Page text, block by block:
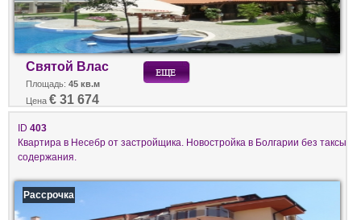
Святой Влас
Площадь: 45 кв.м
Цена € 31 674
ID 403
Квартира в Несебр от застройщика. Новостройка в Болгарии без таксы
содержания.
Рассрочка